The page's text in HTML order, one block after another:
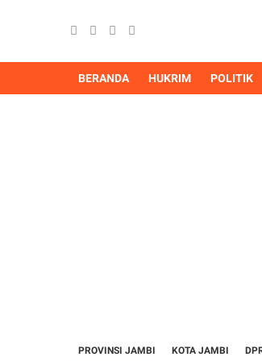
BERANDA HUKRIM POLITIK
PROVINSI JAMBI KOTA JAMBI